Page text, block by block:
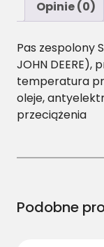
C
P
/
H
-
3
a
Opinie (0)
Pas zespolony
JOHN
temperatura
oleje,
przeciążenia
Podobne